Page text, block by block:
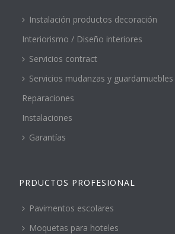
Instalación productos decoración
Interiorismo / Diseño interiores
Servicios contract
Servicios mudanzas y guardamuebles
Reparaciones
Instalaciones
Garantías
PRDUCTOS PROFESIONAL
Pavimentos escolares
Moquetas para hoteles